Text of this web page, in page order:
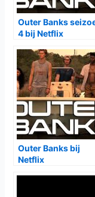
Outer Banks
4 bij Netflix
Outer Banks bij
Netflix